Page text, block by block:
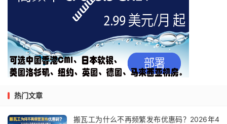
热门文章
搬瓦工为什么不再频繁发布优惠码？2026年4